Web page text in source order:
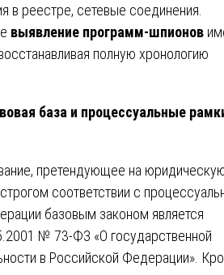
в реестре, сетевые соединения.
выявление программ-шпионов
полную хронологию
база и процессуальные
претендующее на
соответствии с
базовым законом является
№ 73-ФЗ «О государственной
в Российской Федерации».